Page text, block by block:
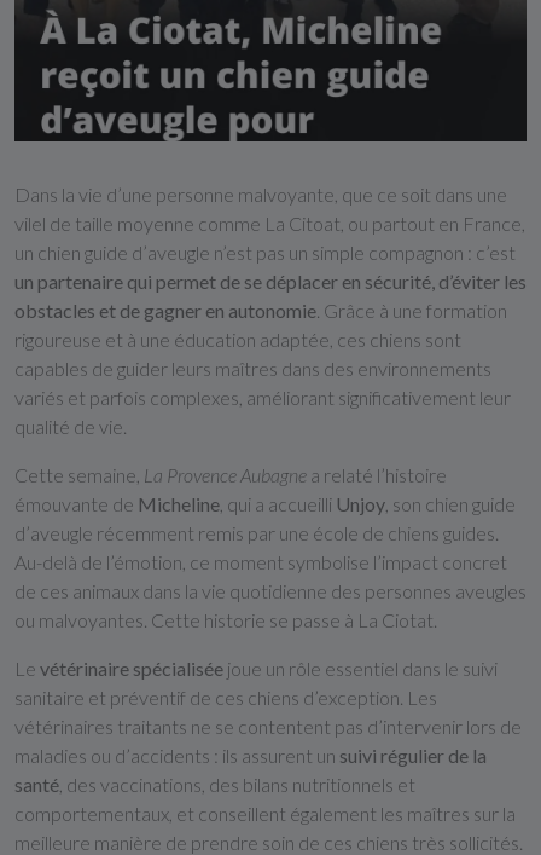
Dans la vie d’une personne malvoyante, que ce soit dans une
vilel de taille moyenne comme La Citoat, ou partout en France,
un chien guide d’aveugle n’est pas un simple compagnon : c’est
un partenaire qui permet de se déplacer en sécurité, d’éviter les
obstacles et de gagner en autonomie . Grâce à une formation
rigoureuse et à une éducation adaptée, ces chiens sont
capables de guider leurs maîtres dans des environnements
variés et parfois complexes, améliorant significativement leur
qualité de vie.
Cette semaine, La Provence Aubagne a relaté l’histoire
émouvante de Micheline , qui a accueilli Unjoy , son chien guide
d’aveugle récemment remis par une école de chiens guides.
Au-delà de l’émotion, ce moment symbolise l’impact concret
de ces animaux dans la vie quotidienne des personnes aveugles
ou malvoyantes. Cette historie se passe à La Ciotat.
Le vétérinaire spécialisée joue un rôle essentiel dans le suivi
sanitaire et préventif de ces chiens d’exception. Les
vétérinaires traitants ne se contentent pas d’intervenir lors de
maladies ou d’accidents : ils assurent un suivi régulier de la
santé , des vaccinations, des bilans nutritionnels et
comportementaux, et conseillent également les maîtres sur la
meilleure manière de prendre soin de ces chiens très sollicités.